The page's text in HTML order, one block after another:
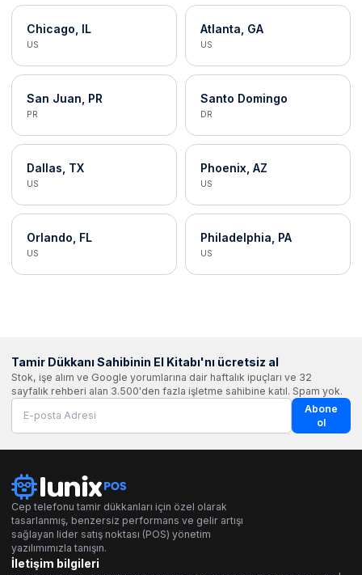
Chicago, IL
US
Atlanta, GA
US
San Juan, PR
PR
Santo Domingo
DR
Dallas, TX
US
Phoenix, AZ
US
Orlando, FL
US
Philadelphia, PA
US
Tamir Dükkanı Sahibinin El Kitabı'nı ücretsiz al
Stok, işe alım ve Google yorumlarına dair haftalık ipuçları ve 32
sayfalık rehberi alan 3.500'den fazla işletme sahibine katıl. Spam yok.
Abone
ol
Cep telefonu tamir dükkanları için özel olarak
tasarlanmış, benzersiz performans ve gelir artışı
sağlayan lider satış noktası (POS) yönetim
yazılımımızla tanışın.
İletişim bilgileri